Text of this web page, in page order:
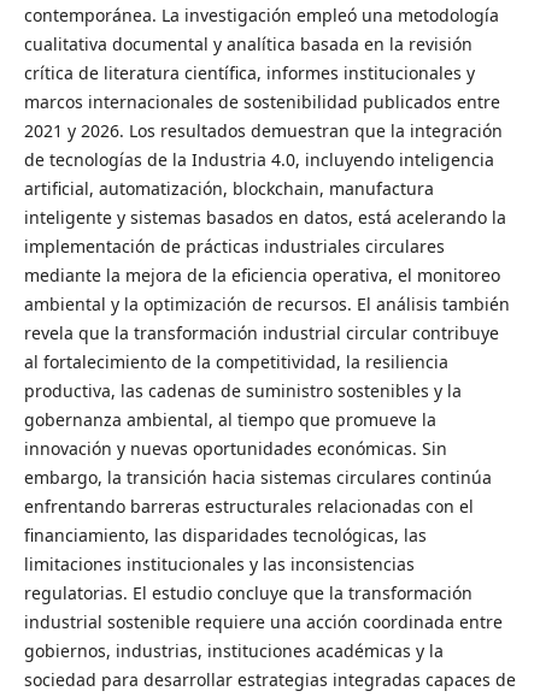
contemporánea. La investigación empleó una metodología
cualitativa documental y analítica basada en la revisión
crítica de literatura científica, informes institucionales y
marcos internacionales de sostenibilidad publicados entre
2021 y 2026. Los resultados demuestran que la integración
de tecnologías de la Industria 4.0, incluyendo inteligencia
artificial, automatización, blockchain, manufactura
inteligente y sistemas basados en datos, está acelerando la
implementación de prácticas industriales circulares
mediante la mejora de la eficiencia operativa, el monitoreo
ambiental y la optimización de recursos. El análisis también
revela que la transformación industrial circular contribuye
al fortalecimiento de la competitividad, la resiliencia
productiva, las cadenas de suministro sostenibles y la
gobernanza ambiental, al tiempo que promueve la
innovación y nuevas oportunidades económicas. Sin
embargo, la transición hacia sistemas circulares continúa
enfrentando barreras estructurales relacionadas con el
financiamiento, las disparidades tecnológicas, las
limitaciones institucionales y las inconsistencias
regulatorias. El estudio concluye que la transformación
industrial sostenible requiere una acción coordinada entre
gobiernos, industrias, instituciones académicas y la
sociedad para desarrollar estrategias integradas capaces de